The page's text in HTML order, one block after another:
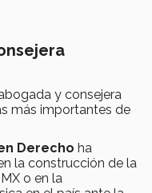
y consejera
más importantes de
Derecho ha
la construcción de la
o en la